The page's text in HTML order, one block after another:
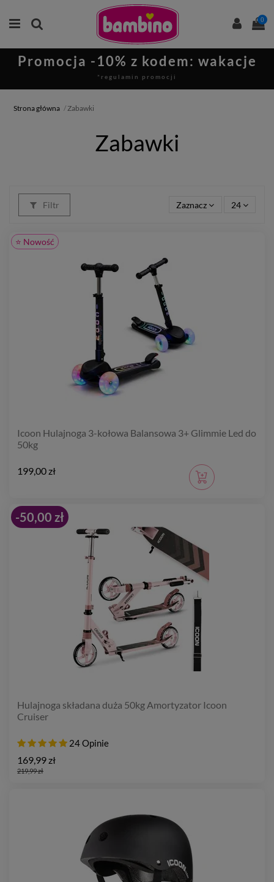
0
Promocja -10% z kodem: wakacje
*regulamin promocji
Strona główna Zabawki
Zabawki
Filtr Zaznacz 24
⭐ Nowość
Icoon Hulajnoga 3-kołowa Balansowa 3+ Glimmie Led do
50kg
199,00 zł
-50,00 zł
Hulajnoga składana duża 50kg Amortyzator Icoon
Cruiser
24 Opinie
169,99 zł
219,99 zł